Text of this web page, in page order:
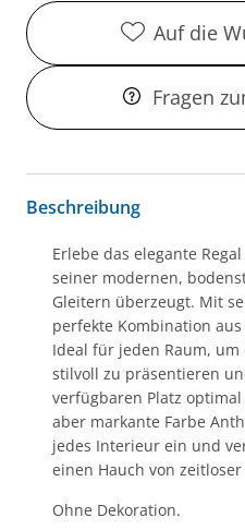
Auf die
Fragen
Beschreibung
Erlebe das elegante
seiner modernen,
Gleitern überzeugt. Mit
perfekte Kombination
Ideal für jeden Raum,
stilvoll zu präsentieren
verfügbaren Platz
aber markante Farbe
jedes Interieur ein und
einen Hauch von zeitloser
Ohne Dekoration.